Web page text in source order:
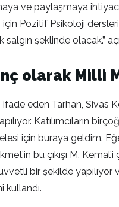
ve paylaşmaya
için Pozitif Psikoloji
şeklinde olacak.”
olarak
eden Tarhan, Sivas
Katılımcıların
için buraya
bu çıkışı M.
bir şekilde
kullandı.